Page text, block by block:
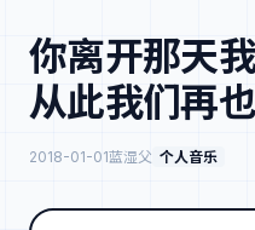
你离开那天
从此我们再
2018-01-01蓝湿父 个人音乐